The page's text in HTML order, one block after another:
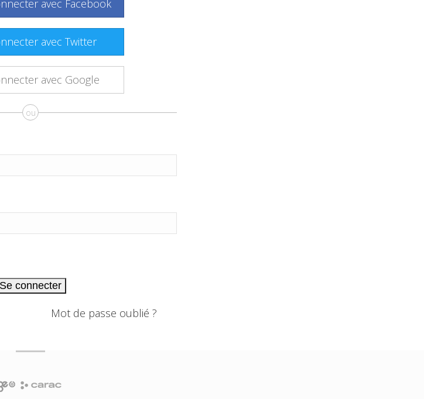
avec Facebook
avec Twitter
avec Google
ou
Se connecter
Mot de passe oublié ?